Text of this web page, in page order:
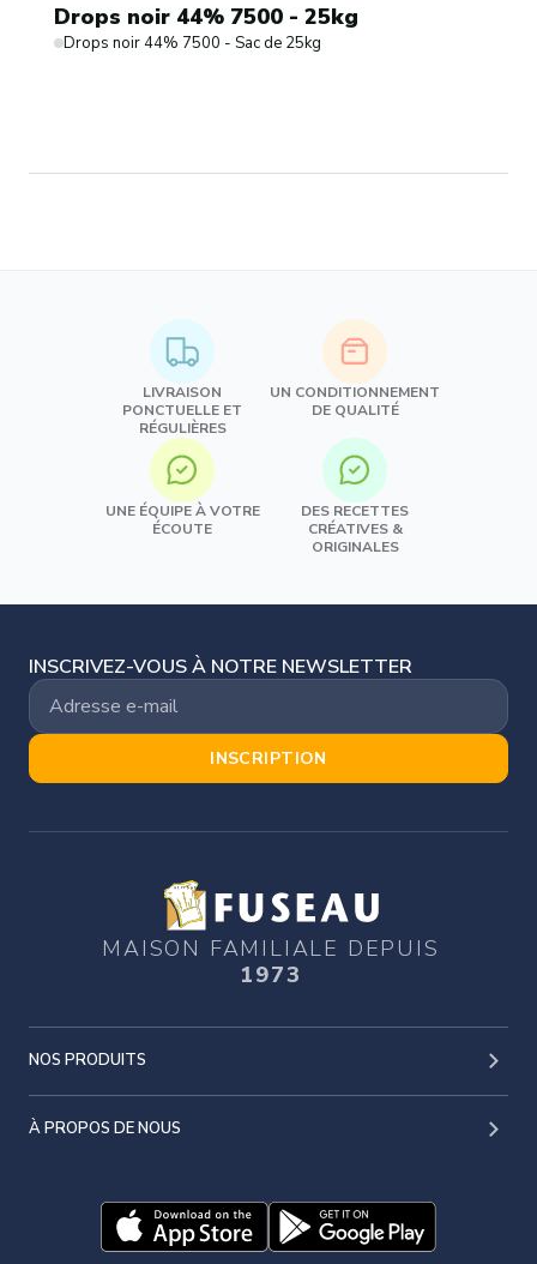
Drops noir 44% 7500 - 25kg
Drops noir 44% 7500 - Sac de 25kg
LIVRAISON
PONCTUELLE ET
RÉGULIÈRES
UN CONDITIONNEMENT
DE QUALITÉ
UNE ÉQUIPE À VOTRE
ÉCOUTE
DES RECETTES
CRÉATIVES &
ORIGINALES
INSCRIVEZ-VOUS À NOTRE NEWSLETTER
INSCRIPTION
MAISON FAMILIALE DEPUIS
1973
NOS PRODUITS
À PROPOS DE NOUS